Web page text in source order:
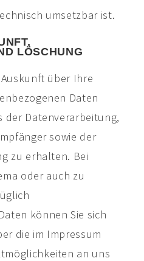
umsetzbar ist.
LÖSCHUNG
über Ihre
Daten
der Datenverarbeitung,
sowie der
zu erhalten. Bei
oder auch zu
können Sie sich
die im Impressum
an uns